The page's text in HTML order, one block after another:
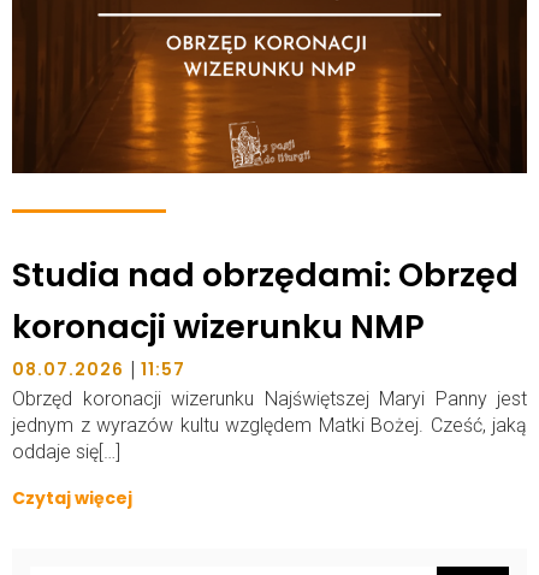
Studia nad obrzędami: Obrzęd
koronacji wizerunku NMP
08.07.2026 | 11:57
Obrzęd koronacji wizerunku Najświętszej Maryi Panny jest
jednym z wyrazów kultu względem Matki Bożej. Cześć, jaką
oddaje się[…]
Czytaj więcej